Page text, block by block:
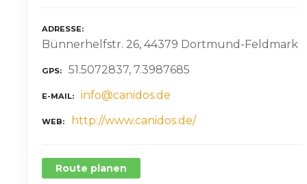
ADRESSE
Bünnerhelfstr. 26, 44379 Dortmund-Feldmark
GPS 51.5072837, 7.3987685
E-MAIL info@canidos.de
WEB http://www.canidos.de/
Route planen